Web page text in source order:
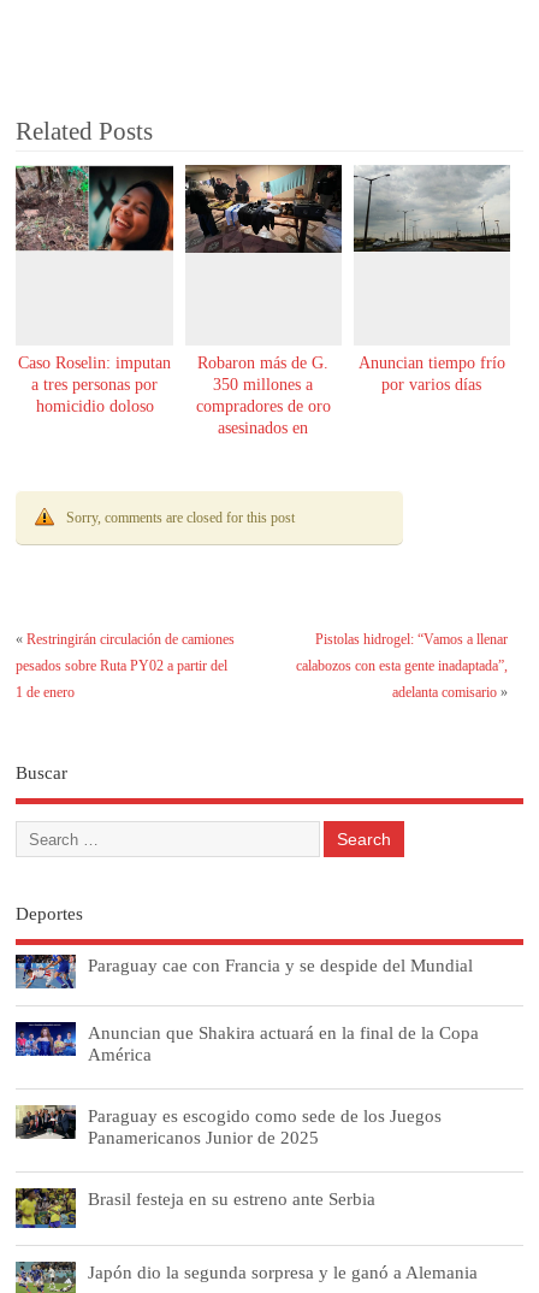
Related Posts
Caso Roselin: imputan
a tres personas por
homicidio doloso
Robaron más de G.
350 millones a
compradores de oro
asesinados en
Anuncian tiempo frío
por varios días
Sorry, comments are closed for this post
«Restringirán circulación de camiones
pesados sobre Ruta PY02 a partir del
1 de enero
Pistolas hidrogel: “Vamos a llenar
calabozos con esta gente inadaptada”,
adelanta comisario»
Buscar
Deportes
Paraguay cae con Francia y se despide del Mundial
Anuncian que Shakira actuará en la final de la Copa
América
Paraguay es escogido como sede de los Juegos
Panamericanos Junior de 2025
Brasil festeja en su estreno ante Serbia
Japón dio la segunda sorpresa y le ganó a Alemania